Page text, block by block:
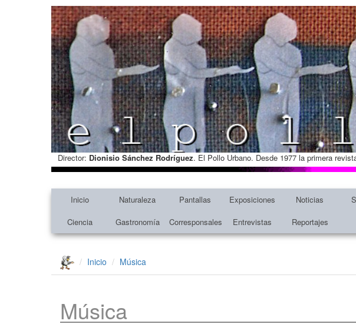
Director: Dionisio Sánchez Rodríguez. El Pollo Urbano. Desde 1977 la primera
Inicio Naturaleza Pantallas Exposiciones Noticias
Ciencia
Gastronomía Corresponsales Entrevistas Reportajes
Inicio Música
Música